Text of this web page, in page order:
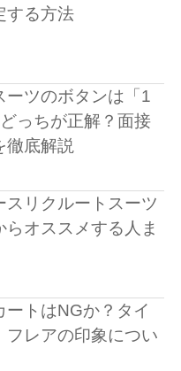
する方法
ーツのボタンは「1
っちが正解？面接
徹底解説
スリクルートスーツ
らオススメする人ま
トはNGか？タイ
フレアの印象につい